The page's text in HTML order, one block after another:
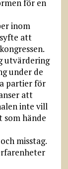
för en
inom
att
utvärdering
under de
partier för
att
inte vill
hände
misstag.